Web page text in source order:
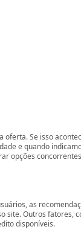
Se isso
e quando
opções
as
site. Outros fatores,
disponíveis.